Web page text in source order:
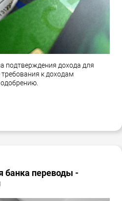
подтверждения дохода для
к доходам
банка переводы -